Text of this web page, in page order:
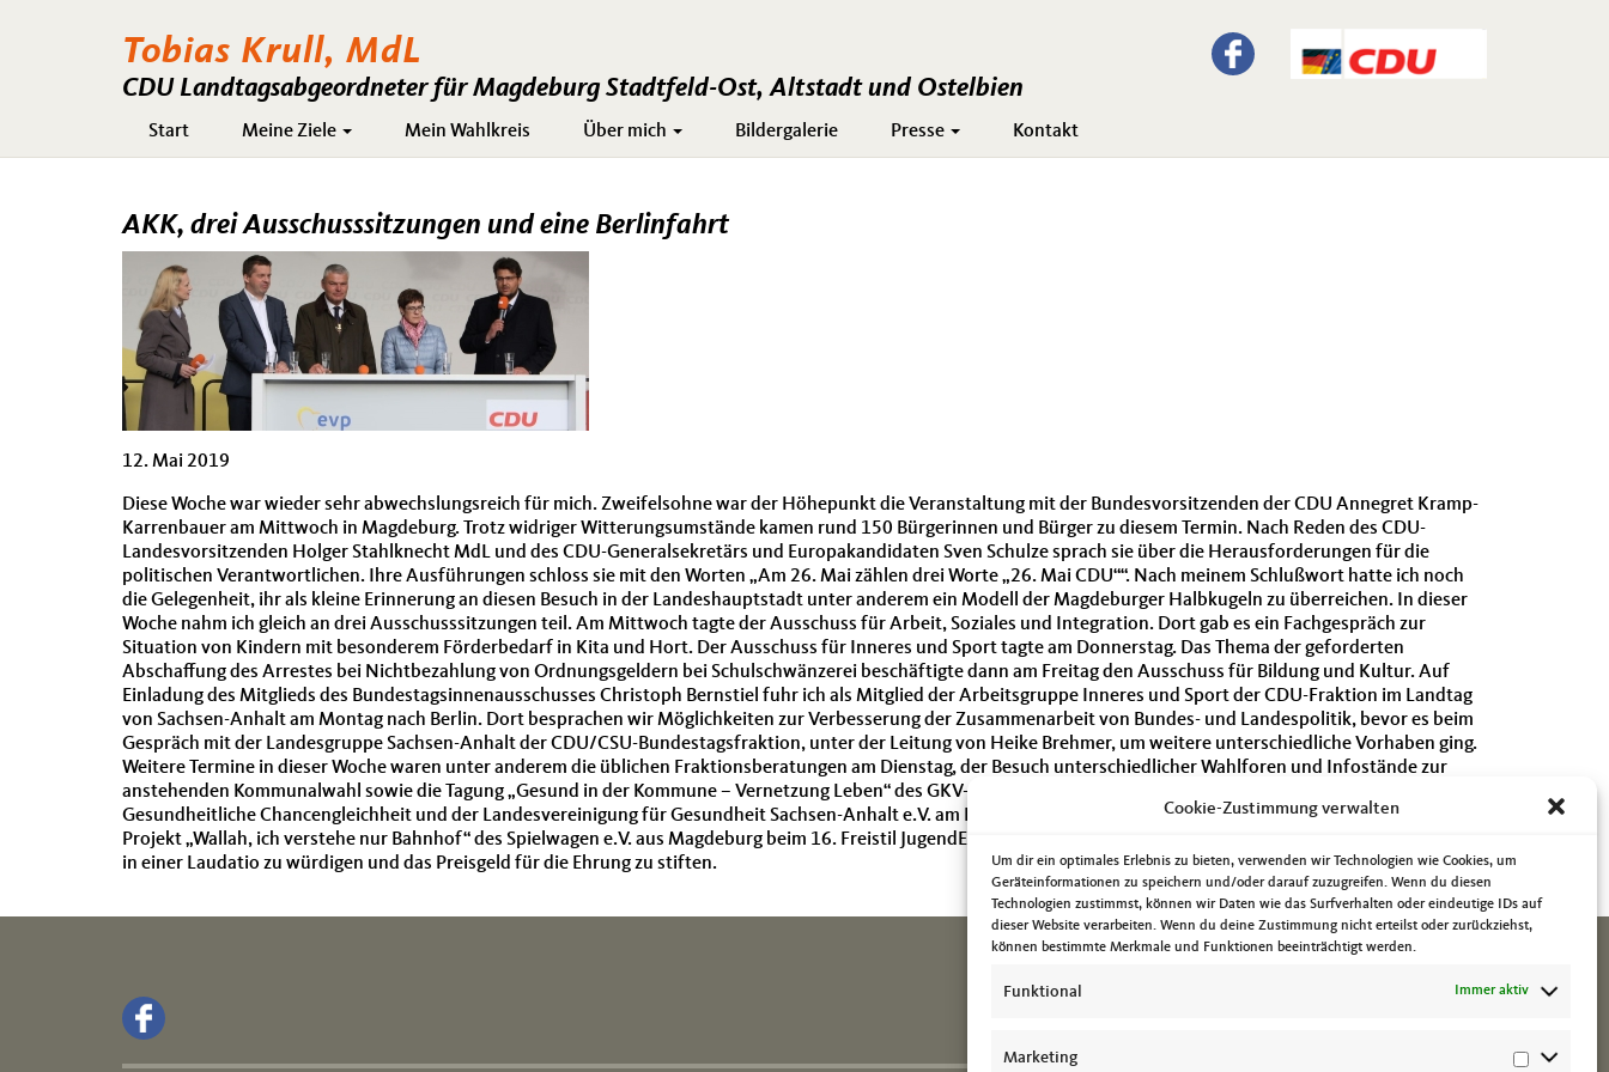
Cookie-Zustimmung verwalten
Um dir ein optimales Erlebnis zu bieten, verwenden wir Technologien wie Cookies, um
Geräteinformationen zu speichern und/oder darauf zuzugreifen. Wenn du diesen
Technologien zustimmst, können wir Daten wie das Surfverhalten oder eindeutige IDs auf
dieser Website verarbeiten. Wenn du deine Zustimmung nicht erteilst oder zurückziehst,
können bestimmte Merkmale und Funktionen beeinträchtigt werden.
Funktional Immer aktiv
Marketing
Tobias Krull, MdL
CDU Landtagsabgeordneter für Magdeburg Stadtfeld-Ost, Altstadt und Ostelbien
Hauptnavigation
Start Meine Ziele Mein Wahlkreis Über mich Bildergalerie Presse Kontakt
AKK, drei Ausschusssitzungen und eine Berlinfahrt
12. Mai 2019
Diese Woche war wieder sehr abwechslungsreich für mich. Zweifelsohne war der Höhepunkt die Veranstaltung mit der Bundesvorsitzenden der CDU Annegret Kramp-
Karrenbauer am Mittwoch in Magdeburg. Trotz widriger Witterungsumstände kamen rund 150 Bürgerinnen und Bürger zu diesem Termin. Nach Reden des CDU-
Landesvorsitzenden Holger Stahlknecht MdL und des CDU-Generalsekretärs und Europakandidaten Sven Schulze sprach sie über die Herausforderungen für die
politischen Verantwortlichen. Ihre Ausführungen schloss sie mit den Worten „Am 26. Mai zählen drei Worte „26. Mai CDU““. Nach meinem Schlußwort hatte ich noch
die Gelegenheit, ihr als kleine Erinnerung an diesen Besuch in der Landeshauptstadt unter anderem ein Modell der Magdeburger Halbkugeln zu überreichen. In dieser
Woche nahm ich gleich an drei Ausschusssitzungen teil. Am Mittwoch tagte der Ausschuss für Arbeit, Soziales und Integration. Dort gab es ein Fachgespräch zur
Situation von Kindern mit besonderem Förderbedarf in Kita und Hort. Der Ausschuss für Inneres und Sport tagte am Donnerstag. Das Thema der geforderten
Abschaffung des Arrestes bei Nichtbezahlung von Ordnungsgeldern bei Schulschwänzerei beschäftigte dann am Freitag den Ausschuss für Bildung und Kultur. Auf
Einladung des Mitglieds des Bundestagsinnenausschusses Christoph Bernstiel fuhr ich als Mitglied der Arbeitsgruppe Inneres und Sport der CDU-Fraktion im Landtag
von Sachsen-Anhalt am Montag nach Berlin. Dort besprachen wir Möglichkeiten zur Verbesserung der Zusammenarbeit von Bundes- und Landespolitik, bevor es beim
Gespräch mit der Landesgruppe Sachsen-Anhalt der CDU/CSU-Bundestagsfraktion, unter der Leitung von Heike Brehmer, um weitere unterschiedliche Vorhaben ging.
Weitere Termine in dieser Woche waren unter anderem die üblichen Fraktionsberatungen am Dienstag, der Besuch unterschiedlicher Wahlforen und Infostände zur
anstehenden Kommunalwahl sowie die Tagung „Gesund in der Kommune – Vernetzung Leben“ des GKV-Bündnis für Gesundheit, des Kooperationsverbundes
Gesundheitliche Chancengleichheit und der Landesvereinigung für Gesundheit Sachsen-Anhalt e.V. am Donnerstag. Am Samstagabend durfte ich dann in Halle das
Projekt „Wallah, ich verstehe nur Bahnhof“ des Spielwagen e.V. aus Magdeburg beim 16. Freistil JugendEngagmentPreises auszeichnen. Es war mir eine Ehre, das Projekt
in einer Laudatio zu würdigen und das Preisgeld für die Ehrung zu stiften.